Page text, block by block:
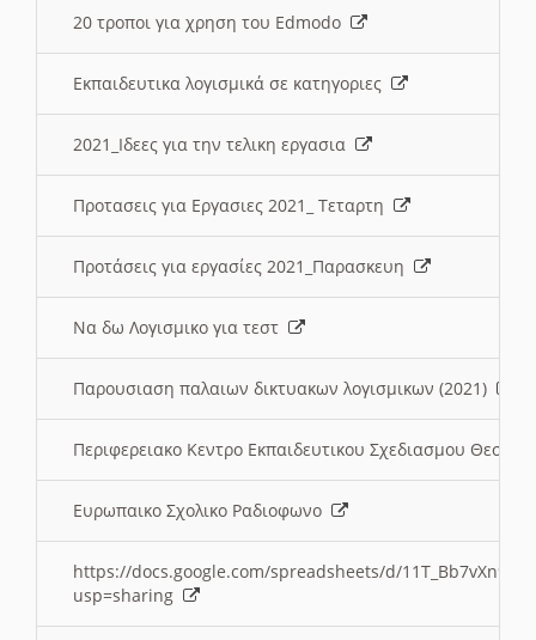
20 τροποι για χρηση του Edmodo
Εκπαιδευτικα λογισμικά σε κατηγοριες
2021_Ιδεες για την τελικη εργασια
Προτασεις για Εργασιες 2021_ Τεταρτη
Προτάσεις για εργασίες 2021_Παρασκευη
Να δω Λογισμικο για τεστ
Παρουσιαση παλαιων δικτυακων λογισμικων (2021)
Περιφερειακο Κεντρο Εκπαιδευτικου Σχεδιασμου
Ευρωπαικο Σχολικο Ραδιοφωνο
https://docs.google.com/spreadsheets/d/
usp=sharing